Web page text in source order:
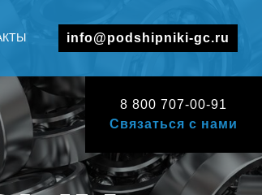
8 800 707-00-91
Связаться с нами
info@podshipniki-gc.ru